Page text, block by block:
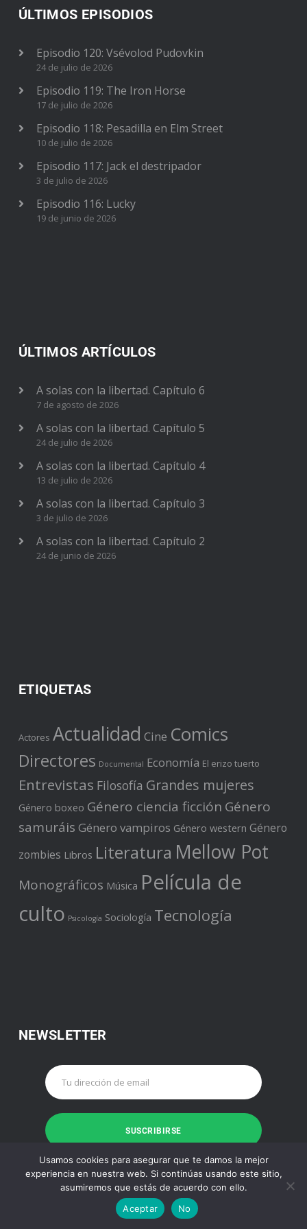
ÚLTIMOS EPISODIOS
Episodio 120: Vsévolod Pudovkin
24 de julio de 2026
Episodio 119: The Iron Horse
17 de julio de 2026
Episodio 118: Pesadilla en Elm Street
10 de julio de 2026
Episodio 117: Jack el destripador
3 de julio de 2026
Episodio 116: Lucky
19 de junio de 2026
ÚLTIMOS ARTÍCULOS
A solas con la libertad. Capítulo 6
7 de agosto de 2026
A solas con la libertad. Capítulo 5
24 de julio de 2026
A solas con la libertad. Capítulo 4
13 de julio de 2026
A solas con la libertad. Capítulo 3
3 de julio de 2026
A solas con la libertad. Capítulo 2
24 de junio de 2026
ETIQUETAS
Actores Actualidad Cine Comics
Directores Documental Economía El erizo tuerto
Entrevistas Filosofía Grandes mujeres
Género boxeo Género ciencia ficción Género
samuráis Género vampiros Género western Género
zombies Libros Literatura Mellow Pot
Monográficos Música Película de
culto Psicología Sociología Tecnología
NEWSLETTER
Usamos cookies para asegurar que te damos la mejor
experiencia en nuestra web. Si continúas usando este sitio,
asumiremos que estás de acuerdo con ello.
Aceptar
No